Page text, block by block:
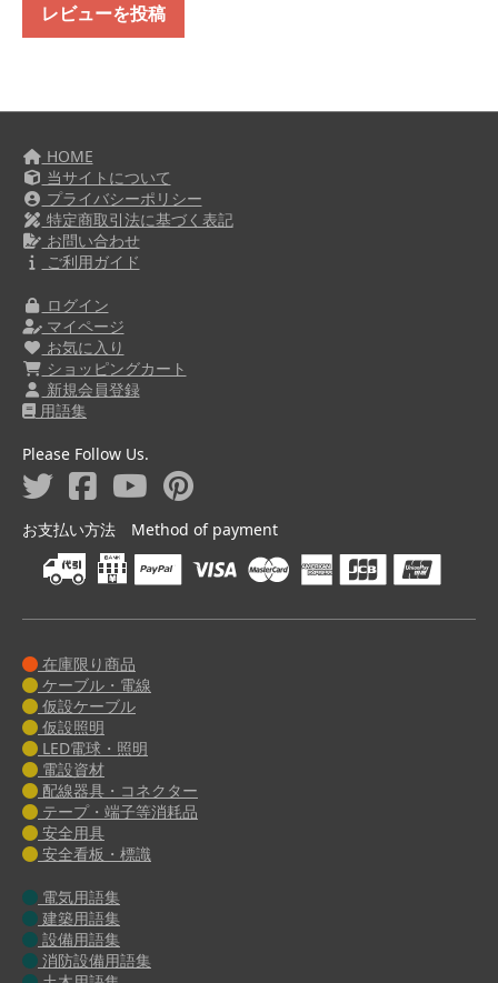
レビューを投稿
HOME
当サイトについて
プライバシーポリシー
特定商取引法に基づく表記
お問い合わせ
ご利用ガイド
ログイン
マイページ
お気に入り
ショッピングカート
新規会員登録
用語集
Please Follow Us.
お支払い方法 Method of payment
在庫限り商品
ケーブル・電線
仮設ケーブル
仮設照明
LED電球・照明
電設資材
配線器具・コネクター
テープ・端子等消耗品
安全用具
安全看板・標識
電気用語集
建築用語集
設備用語集
消防設備用語集